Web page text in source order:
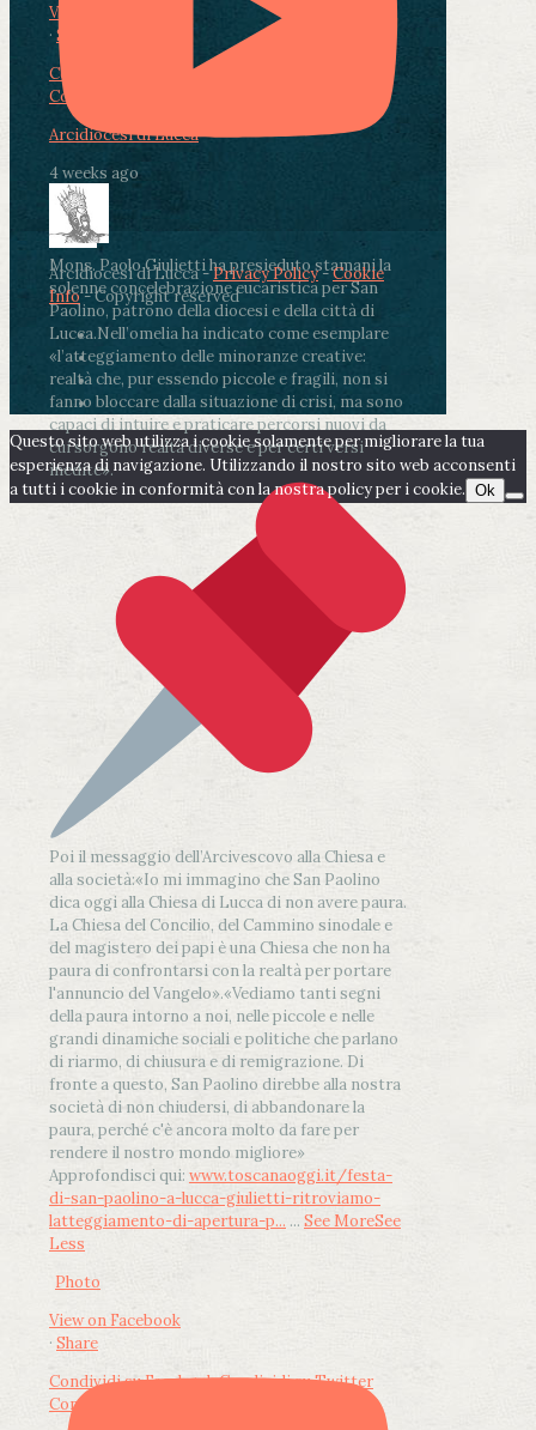
View on Facebook
· Share
Condividi su Facebook
Condividi su LinkedIn
Arcidiocesi di Lucca
4 weeks ago
Mons. Paolo Giulietti ha presieduto stamani la
solenne concelebrazione eucaristica per San
Paolino, patrono della diocesi e della città di
Lucca.Nell’omelia ha indicato come esemplare
«l’atteggiamento delle minoranze creative:
realtà che, pur essendo piccole e fragili, non si
fanno bloccare dalla situazione di crisi, ma sono
capaci di intuire e praticare percorsi nuovi da
cui sorgono realtà diverse e per certi versi
inedite».
Poi il messaggio dell’Arcivescovo alla Chiesa e
alla società:«Io mi immagino che San Paolino
dica oggi alla Chiesa di Lucca di non avere paura.
La Chiesa del Concilio, del Cammino sinodale e
del magistero dei papi è una Chiesa che non ha
paura di confrontarsi con la realtà per portare
l'annuncio del Vangelo».«Vediamo tanti segni
della paura intorno a noi, nelle piccole e nelle
grandi dinamiche sociali e politiche che parlano
di riarmo, di chiusura e di remigrazione. Di
fronte a questo, San Paolino direbbe alla nostra
società di non chiudersi, di abbandonare la
paura, perché c'è ancora molto da fare per
rendere il nostro mondo migliore»
Approfondisci qui: www.toscanaoggi.it/festa-
di-san-paolino-a-lucca-giulietti-ritroviamo-
latteggiamento-di-apertura-p... ... See MoreSee
Less
Photo
View on Facebook
· Share
Condividi su FacebookCondividi su Twitter
Condividi su LinkedIn
Arcidiocesi di Lucca -Privacy Policy-Cookie
Info- Copyright reserved
Questo sito web utilizza i cookie solamente per migliorare la tua
esperienza di navigazione. Utilizzando il nostro sito web acconsenti
a tutti i cookie in conformità con la nostra policy per i cookie. Ok